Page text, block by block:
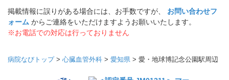
掲載情報に誤りがある場合には、お手数ですが、 お問い合わせフ
ォーム からご連絡をいただけますようお願いいたします。
※お電話での対応は行っておりません
病院なびトップ> 心臓血管外科 > 愛知県 > 愛・地球博記念公園駅周辺